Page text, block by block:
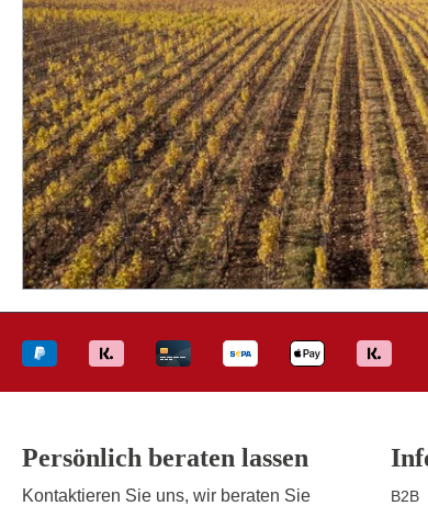
Persönlich beraten lassen
Kontaktieren Sie uns, wir beraten Sie B2B